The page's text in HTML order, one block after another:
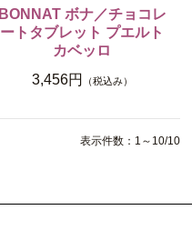
BONNAT ボナ／チョコレ
ートタブレット プエルト
カベッロ
3,456円
（税込み）
表示件数：1～10/10